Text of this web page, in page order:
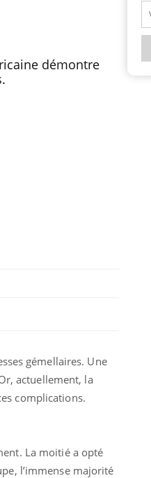
démontre
gémellaires. Une
actuellement, la
complications.
La moitié a opté
l’immense majorité
charge des femmes
enceintes